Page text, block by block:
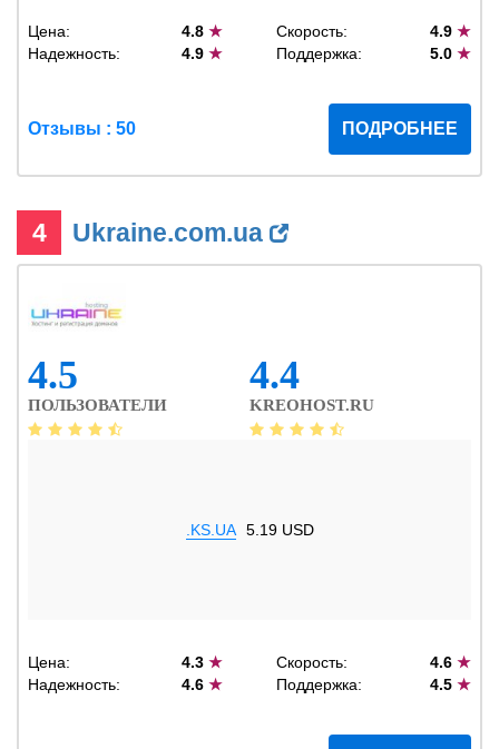
Цена: 4.8★ Скорость: 4.9 ★
Надежность:
4.9★ Поддержка: 5.0 ★
Отзывы : 50 ПОДРОБНЕЕ
4 Ukraine.com.ua
4.5
ПОЛЬЗОВАТЕЛИ
4.4
KREOHOST.RU
.KS.UA 5.19 USD
Цена: 4.3★ Скорость: 4.6 ★
Надежность:
4.6★ Поддержка: 4.5 ★